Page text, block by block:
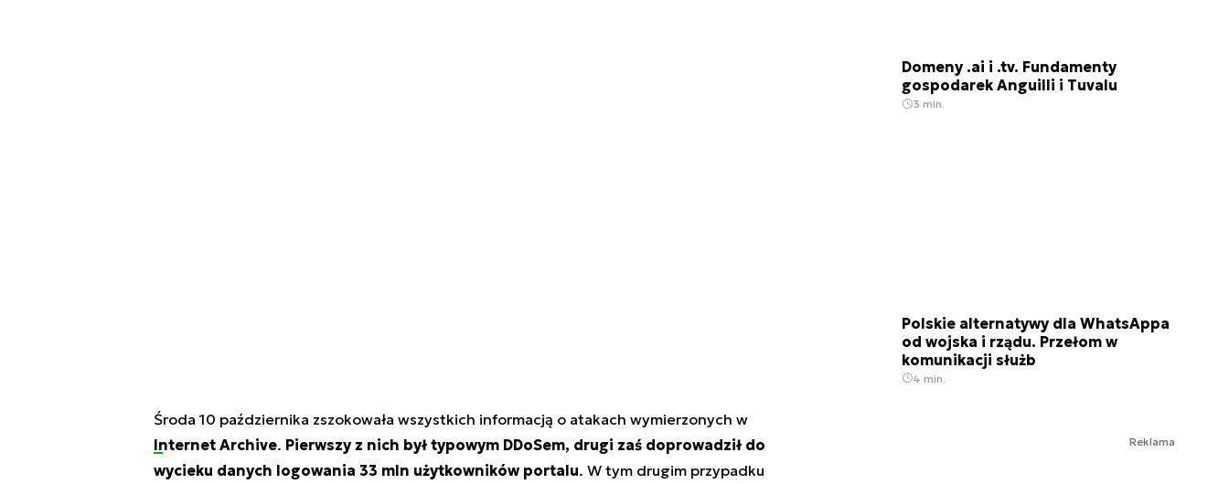
Środa 10 października zszokowała wszystkich informacją o atakach wymierzonych w
Internet Archive. Pierwszy z nich był typowym DDoSem, drugi zaś doprowadził do
wycieku danych logowania 33 mln użytkowników portalu. W tym drugim przypadku
Domeny .ai i .tv. Fundamenty
gospodarek Anguilli i Tuvalu
3 min.
Polskie alternatywy dla WhatsAppa
od wojska i rządu. Przełom w
komunikacji służb
4 min.
Reklama